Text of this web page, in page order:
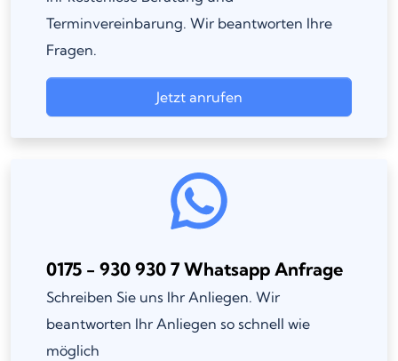
Terminvereinbarung. Wir beantworten Ihre
Fragen.
Jetzt anrufen
0175 - 930 930 7 Whatsapp Anfrage
Schreiben Sie uns Ihr Anliegen. Wir
beantworten Ihr Anliegen so schnell wie
möglich